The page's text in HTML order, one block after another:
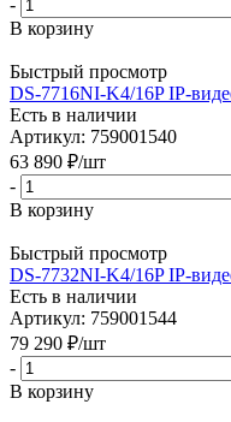
В корзину
Быстрый просмотр
DS-7716NI-K4/16P IP-
Есть в наличии
Артикул: 759001540
63 890 ₽/шт
-
В корзину
Быстрый просмотр
DS-7732NI-K4/16P IP-
Есть в наличии
Артикул: 759001544
79 290 ₽/шт
-
В корзину